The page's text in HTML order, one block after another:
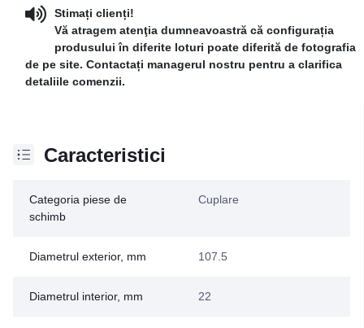
Stimați clienți!
Vă atragem atenţia dumneavoastră că configurația
produsului în diferite loturi poate diferită de fotografia
de pe site. Contactați managerul nostru pentru a clarifica
detaliile comenzii.
Caracteristici
Categoria piese de
schimb
Cuplare
Diametrul exterior, mm 107.5
Diametrul interior, mm 22